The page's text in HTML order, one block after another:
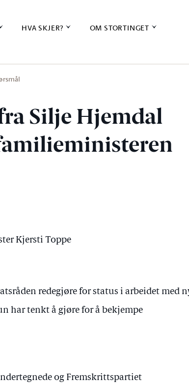
HVA SKJER? OM STORTINGET
Silje Hjemdal
Kjersti Toppe
redegjøre for status i arbeidet med
har tenkt å gjøre for å bekjempe
og Fremskrittspartiet